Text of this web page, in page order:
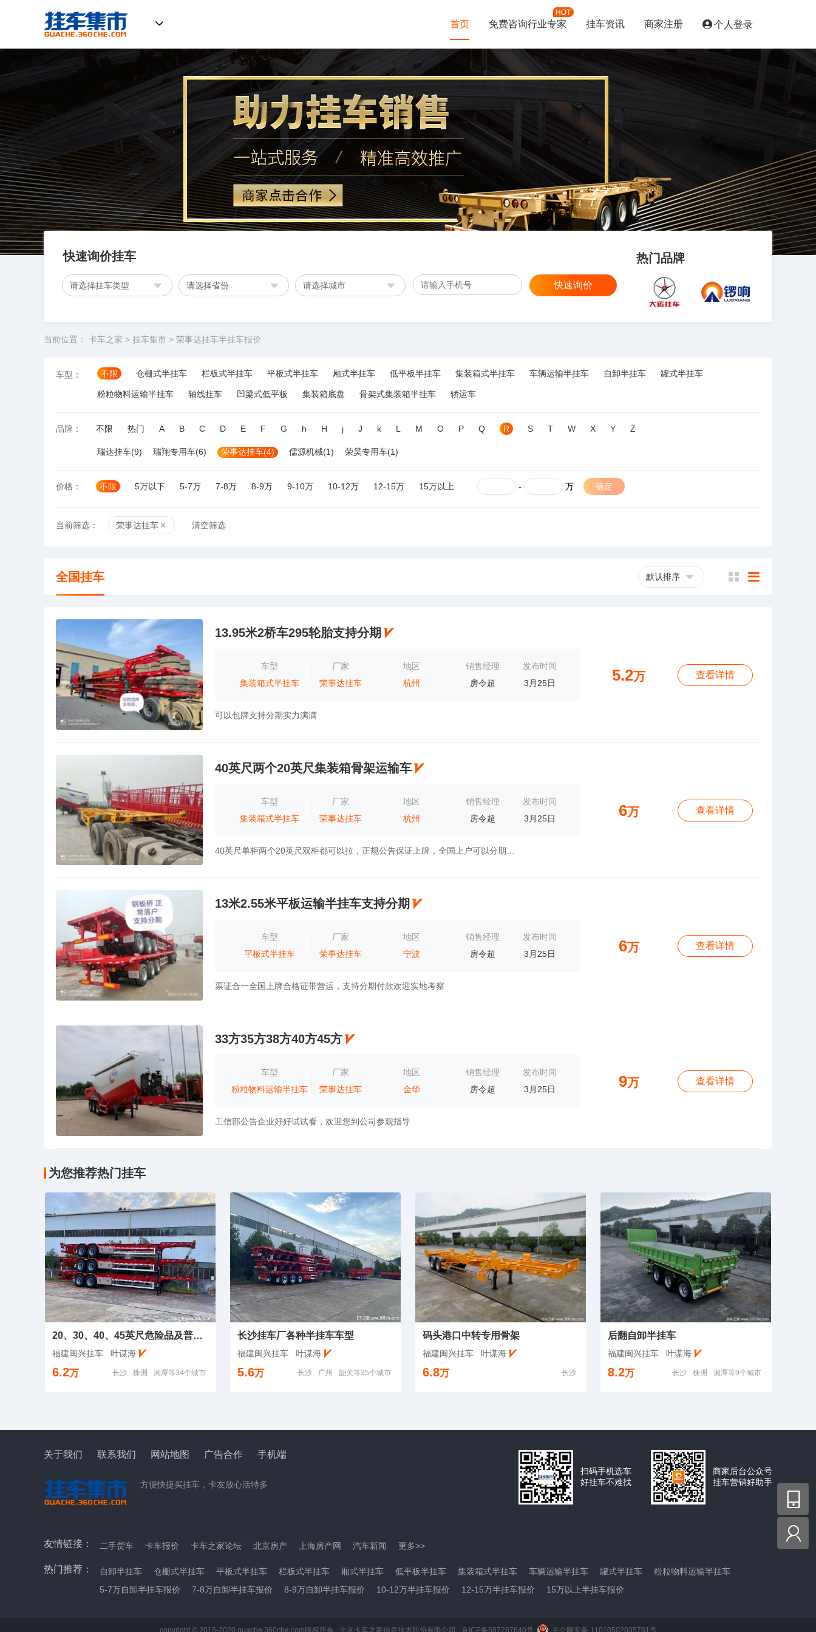
挂车集市 首页 免费咨询行业专家 挂车资讯 商家注册 个人登录
快速询价挂车
请选择挂车类型 请选择省份 请选择城市 快速询价
热门品牌
当前位置： 卡车之家 > 挂车集市 > 荣事达挂车半挂车报价
车型： 不限 仓栅式半挂车 栏板式半挂车 平板式半挂车 厢式半挂车 低平板半挂车 集装箱式半挂车 车辆运输半挂车 自卸半挂车 罐式半挂车
粉粒物料运输半挂车 轴线挂车 凹梁式低平板 集装箱底盘 骨架式集装箱半挂车 轿运车
品牌： 不限 热门 A B C D E F G h H j J k L M O P Q R S T W X Y Z
瑞达挂车(9) 瑞翔专用车(6) 荣事达挂车(4) 儒源机械(1) 荣昊专用车(1)
价格： 不限 5万以下 5-7万 7-8万 8-9万 9-10万 10-12万 12-15万 15万以上 - 万 确定
当前筛选： 荣事达挂车 清空筛选
全国挂车 默认排序 横 列
13.95米2桥车295轮胎支持分期
车型
集装箱式半挂车
厂家
荣事达挂车
地区
杭州
销售经理
房令超
发布时间
3月25日
5.2万 查看详情
可以包牌支持分期实力满满
40英尺两个20英尺集装箱骨架运输车
车型
集装箱式半挂车
厂家
荣事达挂车
地区
杭州
销售经理
房令超
发布时间
3月25日
6万 查看详情
13米2.55米平板运输半挂车支持分期
车型
平板式半挂车
厂家
荣事达挂车
地区
宁波
销售经理
房令超
发布时间
3月25日
6万 查看详情
票证合一全国上牌合格证带营运，支持分期付款欢迎实地考察
33方35方38方40方45方
车型
粉粒物料运输半挂车
厂家
荣事达挂车
地区
金华
销售经理
房令超
发布时间
3月25日
9万 查看详情
工信部公告企业好好试试看，欢迎您到公司参观指导
为您推荐热门挂车
20、30、40、45英尺危险品及普货集装箱骨架
福建闽兴挂车 叶谋海
6.2万 长沙 株洲 湘潭等34个城市
长沙挂车厂各种半挂车车型
福建闽兴挂车 叶谋海
5.6万 长沙 广州 韶关等35个城市
码头港口中转专用骨架
福建闽兴挂车 叶谋海
6.8万 长沙
后翻自卸半挂车
福建闽兴挂车 叶谋海
8.2万 长沙 株洲 湘潭等9个城市
关于我们 联系我们 网站地图 广告合作 手机端
方便快捷买挂车，卡友放心活特多
扫码手机选车
好挂车不难找
商家后台公众号
挂车营销好助手
友情链接： 二手货车 卡车报价 卡车之家论坛 北京房产 上海房产网 汽车新闻 更多>>
热门推荐： 自卸半挂车 仓栅式半挂车 平板式半挂车 栏板式半挂车 厢式半挂车 低平板半挂车 集装箱式半挂车 车辆运输半挂车 罐式半挂车
粉粒物料运输半挂车
5-7万自卸半挂车报价
7-8万自卸半挂车报价 8-9万自卸半挂车报价 10-12万半挂车报价 12-15万半挂车报价 15万以上半挂车报价
copyright © 2015-2020 guache.360che.com版权所有 北京卡车之家信息技术股份有限公司 京ICP备587287640号 京公网安备 11010502035781号

